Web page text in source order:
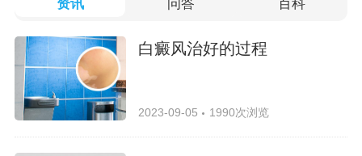
资讯 问答 百科
白癜风治好的过程
2023-09-05 1990次浏览